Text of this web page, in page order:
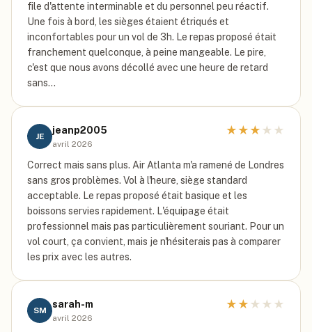
file d'attente interminable et du personnel peu réactif.
Une fois à bord, les sièges étaient étriqués et
inconfortables pour un vol de 3h. Le repas proposé était
franchement quelconque, à peine mangeable. Le pire,
c'est que nous avons décollé avec une heure de retard
sans…
JE
jeanp2005
avril 2026
★ ★ ★ ★ ★
Correct mais sans plus. Air Atlanta m'a ramené de Londres
sans gros problèmes. Vol à l'heure, siège standard
acceptable. Le repas proposé était basique et les
boissons servies rapidement. L'équipage était
professionnel mais pas particulièrement souriant. Pour un
vol court, ça convient, mais je n'hésiterais pas à comparer
les prix avec les autres.
SM
sarah-m
avril 2026
★ ★ ★ ★ ★